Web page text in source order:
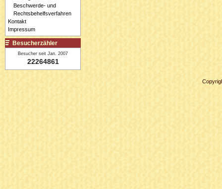
Beschwerde- und
Rechtsbehelfsverfahren
Kontakt
Impressum
Besucherzähler
Besucher seit Jan. 2007
22264861